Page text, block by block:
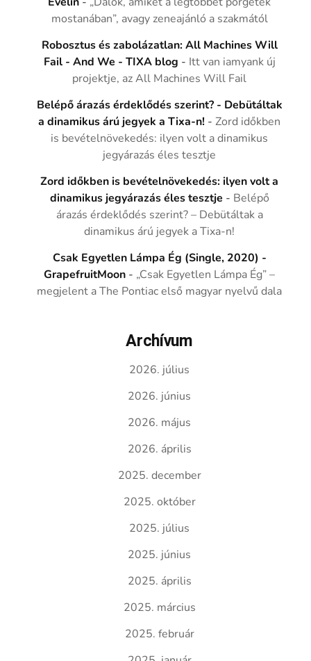
mostanában”, avagy zeneajánló a szakmától
Robosztus és zabolázatlan: All Machines Will
Fail - And We - TIXA blog - Itt van iamyank új
projektje, az All Machines Will Fail
Belépő árazás érdeklődés szerint? - Debütáltak
a dinamikus árú jegyek a Tixa-n! -Zord időkben
is bevételnövekedés: ilyen volt a dinamikus
jegyárazás éles tesztje
Zord időkben is bevételnövekedés: ilyen volt a
dinamikus jegyárazás éles tesztje - Belépő
árazás érdeklődés szerint? – Debütáltak a
dinamikus árú jegyek a Tixa-n!
Csak Egyetlen Lámpa Ég (Single, 2020) -
GrapefruitMoon - „Csak Egyetlen Lámpa Ég” –
megjelent a The Pontiac első magyar nyelvű dala
Archívum
2026. július
2026. június
2026. május
2026. április
2025. december
2025. október
2025. július
2025. június
2025. április
2025. március
2025. február